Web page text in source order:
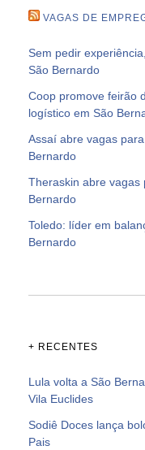
VAGAS DE
Sem pedir
São Bernardo
Coop promove feirão
logístico em São
Assaí abre vagas
Bernardo
Theraskin abre vagas
Bernardo
Toledo: líder em
Bernardo
+ RECENTES
Lula volta a São
Vila Euclides
Sodiê Doces lança
Pais